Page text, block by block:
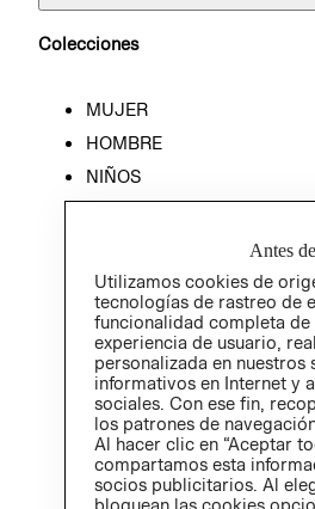
Colecciones
MUJER
HOMBRE
NIÑOS
Antes
Utilizamos cookies de
tecnologías de rastreo de
funcionalidad completa
experiencia de usuario,
personalizada en
informativos en Internet y
sociales. Con ese fin,
los patrones de
Al hacer clic en “Aceptar
compartamos esta
socios publicitarios. Al
bloquean las cookies